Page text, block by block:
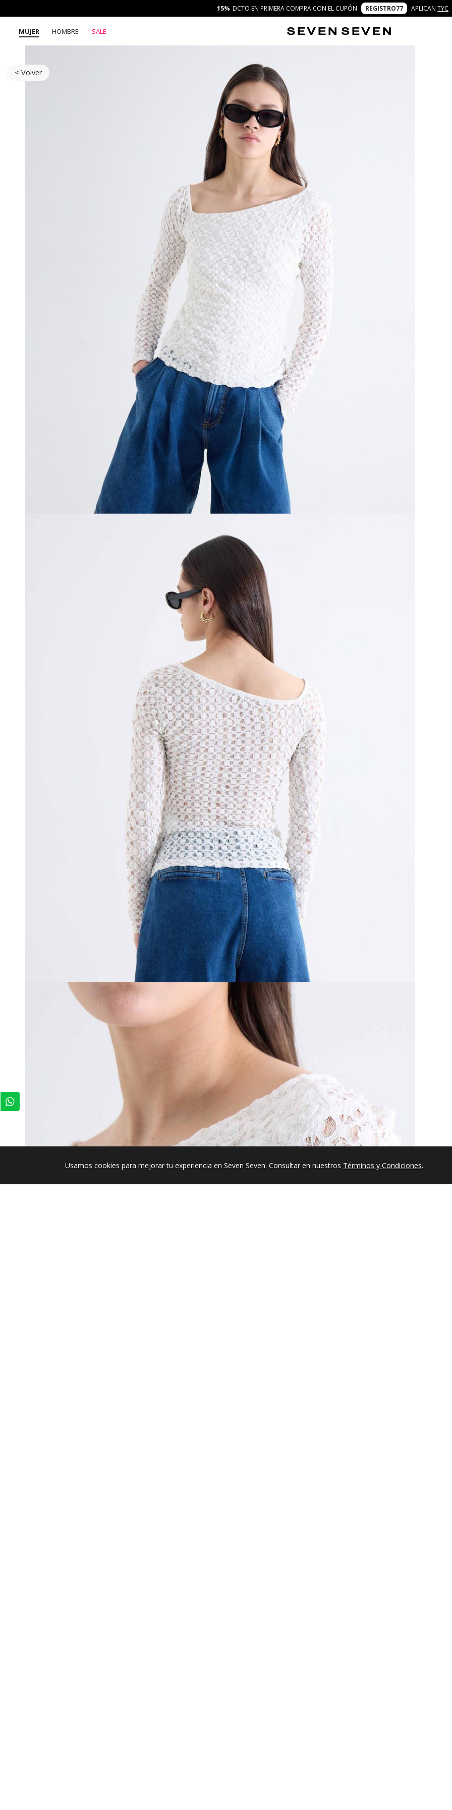
15% DCTO EN PRIMERA COMPRA CON EL CUPÓN REGISTRO77 APLICAN TYC
MUJER HOMBRE SALE
< Volver
Usamos cookies para mejorar tu experiencia en Seven Seven. Consultar en nuestros Términos y Condiciones.